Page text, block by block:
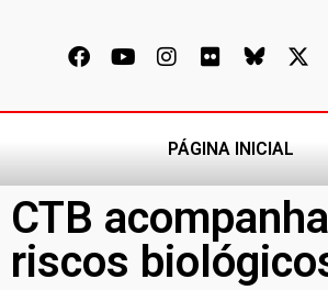
PÁGINA INICIAL
CTB
riscos